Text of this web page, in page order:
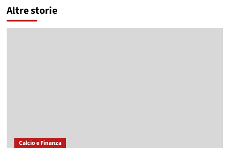
Altre storie
Calcio e Finanza